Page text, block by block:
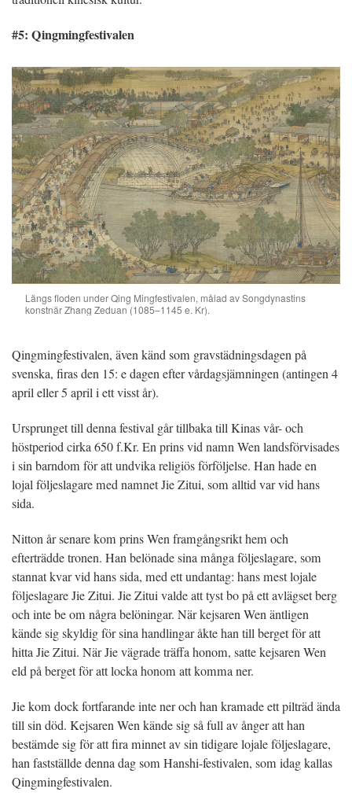
#5: Qingmingfestivalen
Längs floden under Qing Mingfestivalen, målad av Songdynastins
konstnär Zhang Zeduan (1085–1145 e. Kr).
Qingmingfestivalen, även känd som gravstädningsdagen på
svenska, firas den 15: e dagen efter vårdagsjämningen (antingen 4
april eller 5 april i ett visst år).
Ursprunget till denna festival går tillbaka till Kinas vår- och
höstperiod cirka 650 f.Kr. En prins vid namn Wen landsförvisades
i sin barndom för att undvika religiös förföljelse. Han hade en
lojal följeslagare med namnet Jie Zitui, som alltid var vid hans
sida.
Nitton år senare kom prins Wen framgångsrikt hem och
efterträdde tronen. Han belönade sina många följeslagare, som
stannat kvar vid hans sida, med ett undantag: hans mest lojale
följeslagare Jie Zitui. Jie Zitui valde att tyst bo på ett avlägset berg
och inte be om några belöningar. När kejsaren Wen äntligen
kände sig skyldig för sina handlingar åkte han till berget för att
hitta Jie Zitui. När Jie vägrade träffa honom, satte kejsaren Wen
eld på berget för att locka honom att komma ner.
Jie kom dock fortfarande inte ner och han kramade ett pilträd ända
till sin död. Kejsaren Wen kände sig så full av ånger att han
bestämde sig för att fira minnet av sin tidigare lojale följeslagare,
han fastställde denna dag som Hanshi-festivalen, som idag kallas
Qingmingfestivalen.